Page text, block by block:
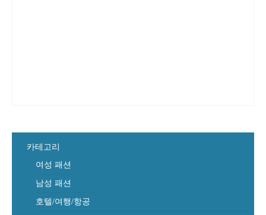
카테고리
여성 패션
남성 패션
호텔/여행/항공